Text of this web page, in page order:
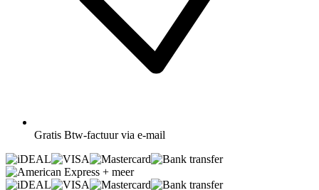
Gratis Btw-factuur via e-mail
+ meer